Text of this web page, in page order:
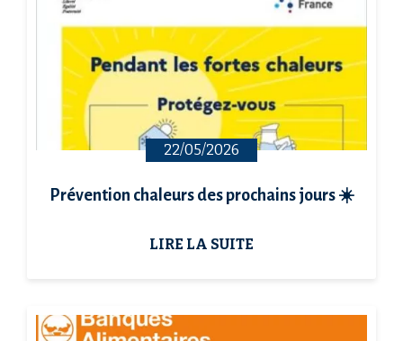
22/05/2026
Prévention chaleurs des prochains jours ☀️
LIRE LA SUITE